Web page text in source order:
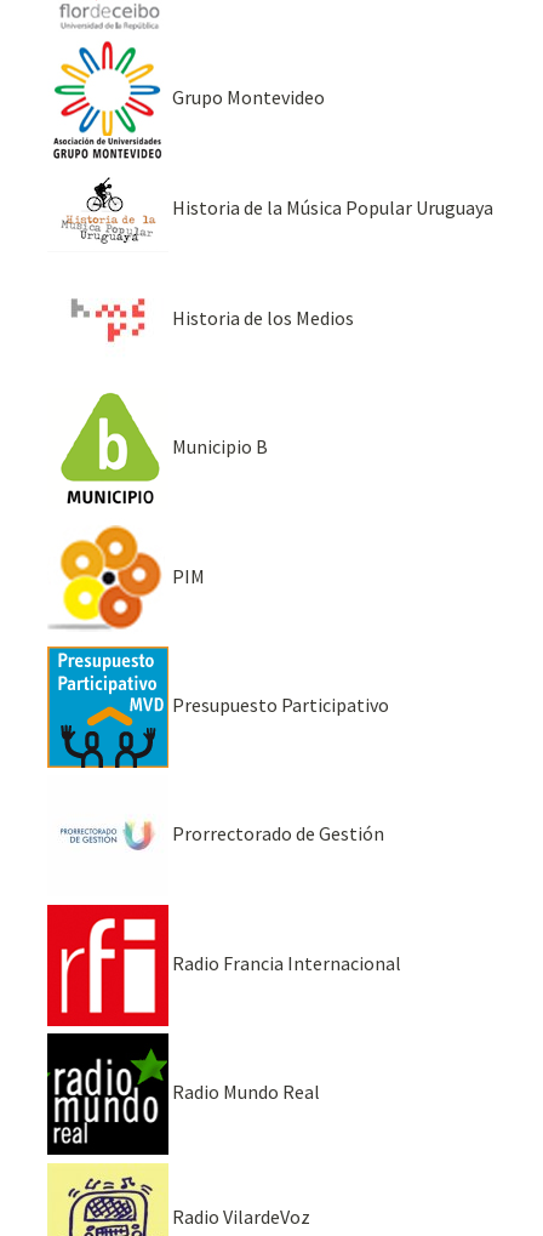
Grupo Montevideo
Historia de la Música Popular Uruguaya
Historia de los Medios
Municipio B
PIM
Presupuesto Participativo
Prorrectorado de Gestión
Radio Francia Internacional
Radio Mundo Real
Radio VilardeVoz